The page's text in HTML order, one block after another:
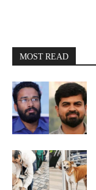
MOST READ